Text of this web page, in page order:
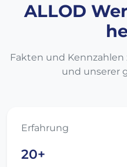
ALLOD
Fakten und
und unserer
Erfahrung
20+